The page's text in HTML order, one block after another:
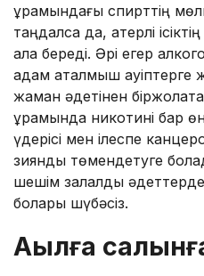
құрамындағы спирттің
таңдалса да, қатерлі
қала береді. Әрі егер
адам аталмыш қауіптерге
жаман әдетінен біржолата
құрамында никотині бар
үдерісі мен ілеспе
зиянды төмендетуге
шешім залалды
болары шүбәсіз.
Ақылға